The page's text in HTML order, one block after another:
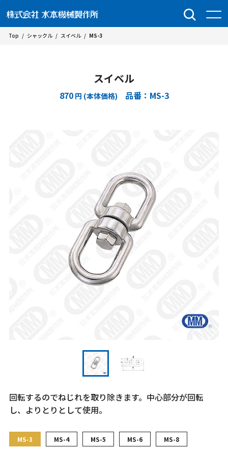
Top / シャックル / スイベル / MS-3
スイベル
870 円 (本体価格) 品番：MS-3
回転するのでねじれを取り除きます。中心部分が回転
し、よりとりとして使用。
MS-3 MS-4 MS-5 MS-6 MS-8